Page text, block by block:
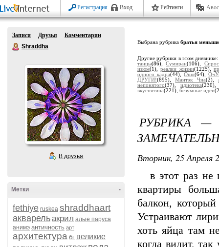
Регистрация Вход Рейтинги
Записи Друзья
Комментарии
Shraddha
В друзья
-
Метки
fethiye ruskea shraddhaart
акварельакрил алые паруса
анимэ античность арт
архитектура бг великие
Выбрана рубрика братья
Другие рубрики в этом
танцы(86),Сумиран(106),
изюм(1),реалии жизни(1225),
одного кадра(44),Ошо(64),
ДРУГИ!(895),Мантэк Чиа(2),
непонятого(37),идиотека
вкуснятина(221), безумные идеи
РУБРИКА
Вторник, 25 Апреля
в этот раз не
квартиры
балкон,
Устраивают
хоть яйца там
когда видит,